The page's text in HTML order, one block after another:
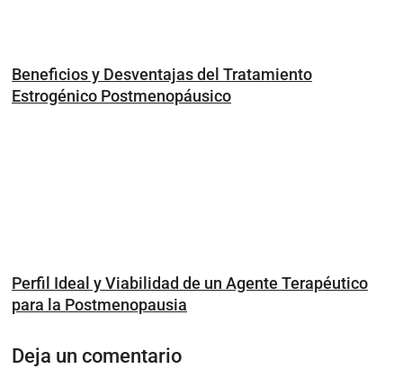
Beneficios y Desventajas del Tratamiento
Estrogénico Postmenopáusico
Perfil Ideal y Viabilidad de un Agente Terapéutico
para la Postmenopausia
Deja un comentario